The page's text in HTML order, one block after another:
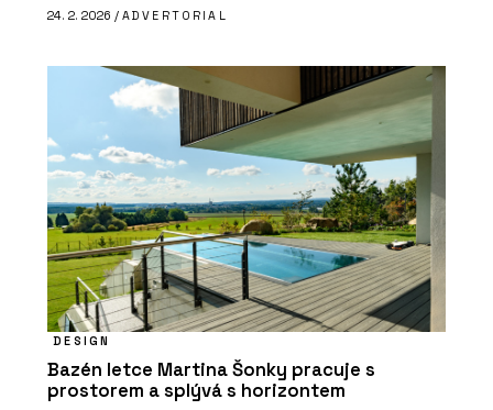
24. 2. 2026 / ADVERTORIAL
DESIGN
Bazén letce Martina Šonky pracuje s
prostorem a splývá s horizontem